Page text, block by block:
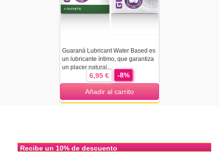
Guaraná Lubricant Water Based es
un lubricante íntimo, que garantiza
un placer natural...
6,95 € -8%
Añadir al carrito
Recibe un 10% de descuento